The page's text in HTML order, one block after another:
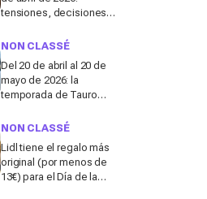
tensiones, decisiones
salud y dinero
NON CLASSÉ
Del 20 de abril al 20 de
mayo de 2026: la
temporada de Tauro
5 signos del zodiaco
NON CLASSÉ
Lidl tiene el regalo más
original (por menos de
13€) para el Día de la